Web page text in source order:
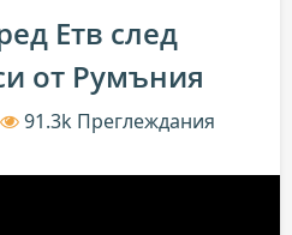
Етв след
от Румъния
91.3k Преглеждания